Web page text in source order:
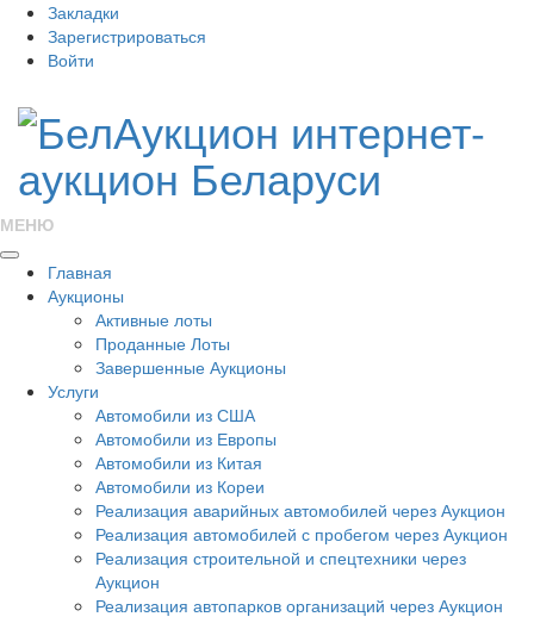
Закладки
Зарегистрироваться
Войти
МЕНЮ
Главная
Аукционы
Активные лоты
Проданные Лоты
Завершенные Аукционы
Услуги
Автомобили из США
Автомобили из Европы
Автомобили из Китая
Автомобили из Кореи
Реализация аварийных автомобилей через Аукцион
Реализация автомобилей с пробегом через Аукцион
Реализация строительной и спецтехники через
Аукцион
Реализация автопарков организаций через Аукцион